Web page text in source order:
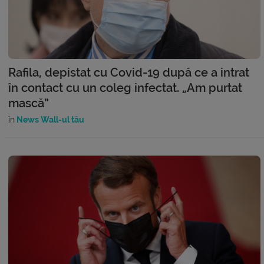
Rafila, depistat cu Covid-19 după ce a intrat
în contact cu un coleg infectat. „Am purtat
mască”
în News Wall-ul tău